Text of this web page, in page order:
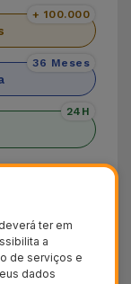
+ 100.000
36 Meses
24H
, a solução
ter em
a
de serviços e
dados